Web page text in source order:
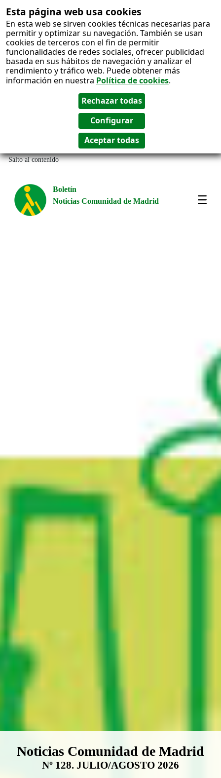
Esta página web usa cookies
En esta web se sirven cookies técnicas necesarias para
permitir y optimizar su navegación. También se usan
cookies de terceros con el fin de permitir
funcionalidades de redes sociales, ofrecer publicidad
basada en sus hábitos de navegación y analizar el
rendimiento y tráfico web. Puede obtener más
información en nuestra Política de cookies.
Salto al contenido
Boletín
Noticias Comunidad de Madrid
Boletín Noticias Comunidad de
Noticias Comunidad de Madrid
Nº 128. JULIO/AGOSTO 2026